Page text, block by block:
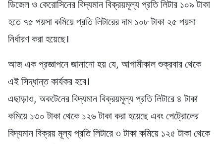
ডিজেল ও কেরোসিনের বিদ্যমান বিক্রয়মূল্য প্রতি লিটার ১০৯ টাকা
হতে ৭৫ পয়সা কমিয়ে প্রতি লিটারের দাম ১০৮ টাকা ২৫ পয়সা
নির্ধারণ করা হয়েছে।
আজ এক প্রজ্ঞাপনে জানানো হয় যে, আগামীকাল শুক্রবার থেকে
এই সিদ্ধান্ত কার্যকর হবে।
এছাড়াও, অকটেনের বিদ্যমান বিক্রয়মূল্য প্রতি লিটারে ৪ টাকা
কমিয়ে ১৩০ টাকা থেকে ১২৬ টাকা করা হয়েছে এবং পেট্রোলের
বিদ্যমান বিক্রয় মূল্য প্রতি লিটারে ৩ টাকা কমিয়ে ১২৫ টাকা থেকে